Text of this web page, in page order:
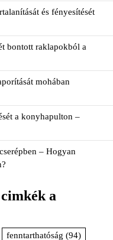
és fényesítését
bontott raklapokból a
mohában
a konyhapulton –
– Hogyan
a
fenntarthatóság (94)